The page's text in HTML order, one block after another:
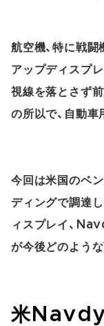
航空機、特に戦
アップディスプ
視線を落とさず
の所以で、自動車
今回は米国のベ
ディングで調達
ィスプレイ、
が今後どのよう
米Navdy